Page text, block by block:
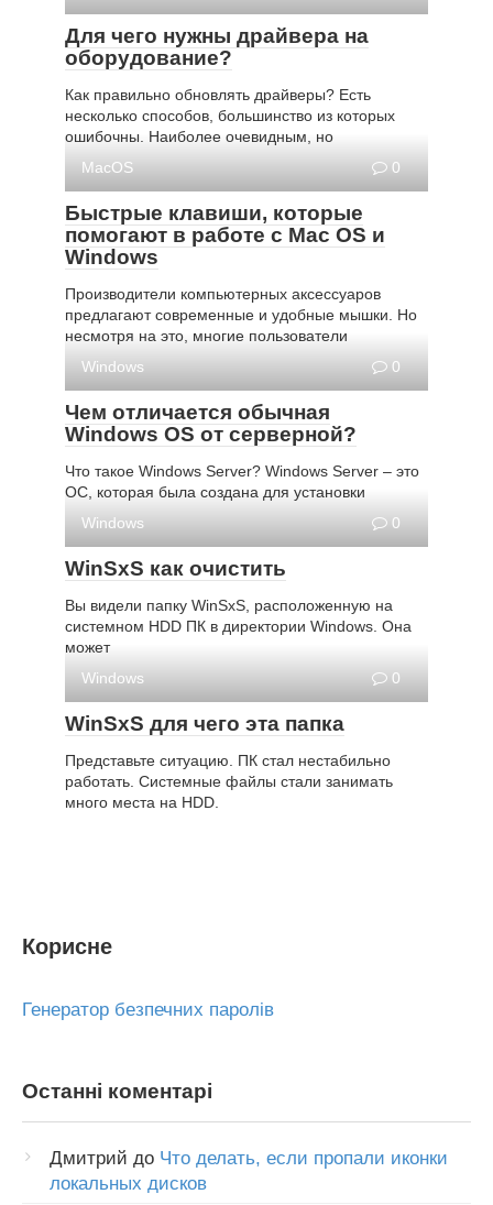
Для чего нужны драйвера на
оборудование?
Как правильно обновлять драйверы? Есть
несколько способов, большинство из которых
ошибочны. Наиболее очевидным, но
MacOS
0
Быстрые клавиши, которые
помогают в работе с Mac OS и
Windows
Производители компьютерных аксессуаров
предлагают современные и удобные мышки. Но
несмотря на это, многие пользователи
Windows
0
Чем отличается обычная
Windows OS от серверной?
Что такое Windows Server? Windows Server – это
ОС, которая была создана для установки
Windows
0
WinSxS как очистить
Вы видели папку WinSxS, расположенную на
системном HDD ПК в директории Windows. Она
может
Windows
0
WinSxS для чего эта папка
Представьте ситуацию. ПК стал нестабильно
работать. Системные файлы стали занимать
много места на HDD.
Корисне
Генератор безпечних паролів
Останні коментарі
Дмитрий до Что делать, если пропали иконки
локальных дисков